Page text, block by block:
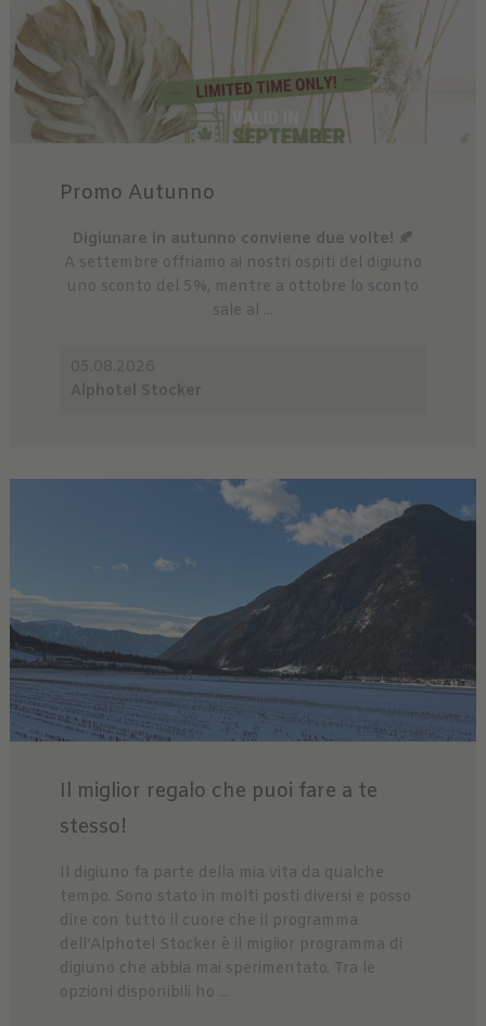
Promo Autunno
Digiunare in autunno conviene due volte! 🍂
A settembre offriamo ai nostri ospiti del digiuno
uno sconto del 5%, mentre a ottobre lo sconto
sale al ...
Il miglior regalo che puoi fare a te
stesso!
Il digiuno fa parte della mia vita da qualche
tempo. Sono stato in molti posti diversi e posso
dire con tutto il cuore che il programma
dell’Alphotel Stocker è il miglior programma di
digiuno che abbia mai sperimentato. Tra le
opzioni disponibili ho ...